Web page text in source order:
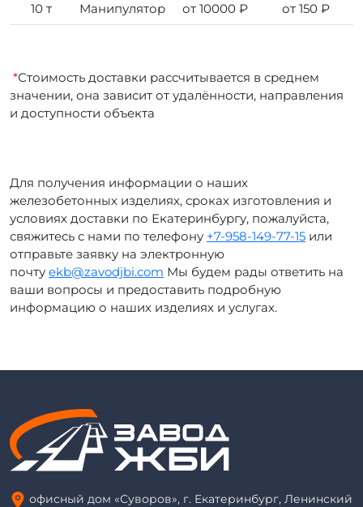
10 т Манипулятор от 10000 ₽ от 150 ₽
*Стоимость доставки рассчитывается в среднем
значении, она зависит от удалённости, направления
и доступности объекта
Для получения информации о наших
железобетонных изделиях, сроках изготовления и
условиях доставки по Екатеринбургу, пожалуйста,
свяжитесь с нами по телефону +7-958-149-77-15 или
отправьте заявку на электронную
почту ekb@zavodjbi.com Мы будем рады ответить на
ваши вопросы и предоставить подробную
информацию о наших изделиях и услугах.
офисный дом «Суворов», г. Екатеринбург, Ленинский